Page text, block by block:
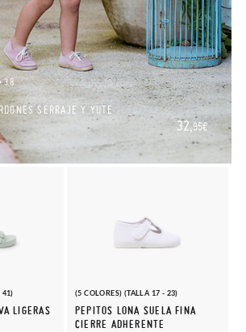
38
SERRAJE Y YUTE
32,95€
41)
LIGERAS
(5 COLORES) (TALLA 17 - 23)
PEPITOS LONA SUELA FINA
CIERRE ADHERENTE